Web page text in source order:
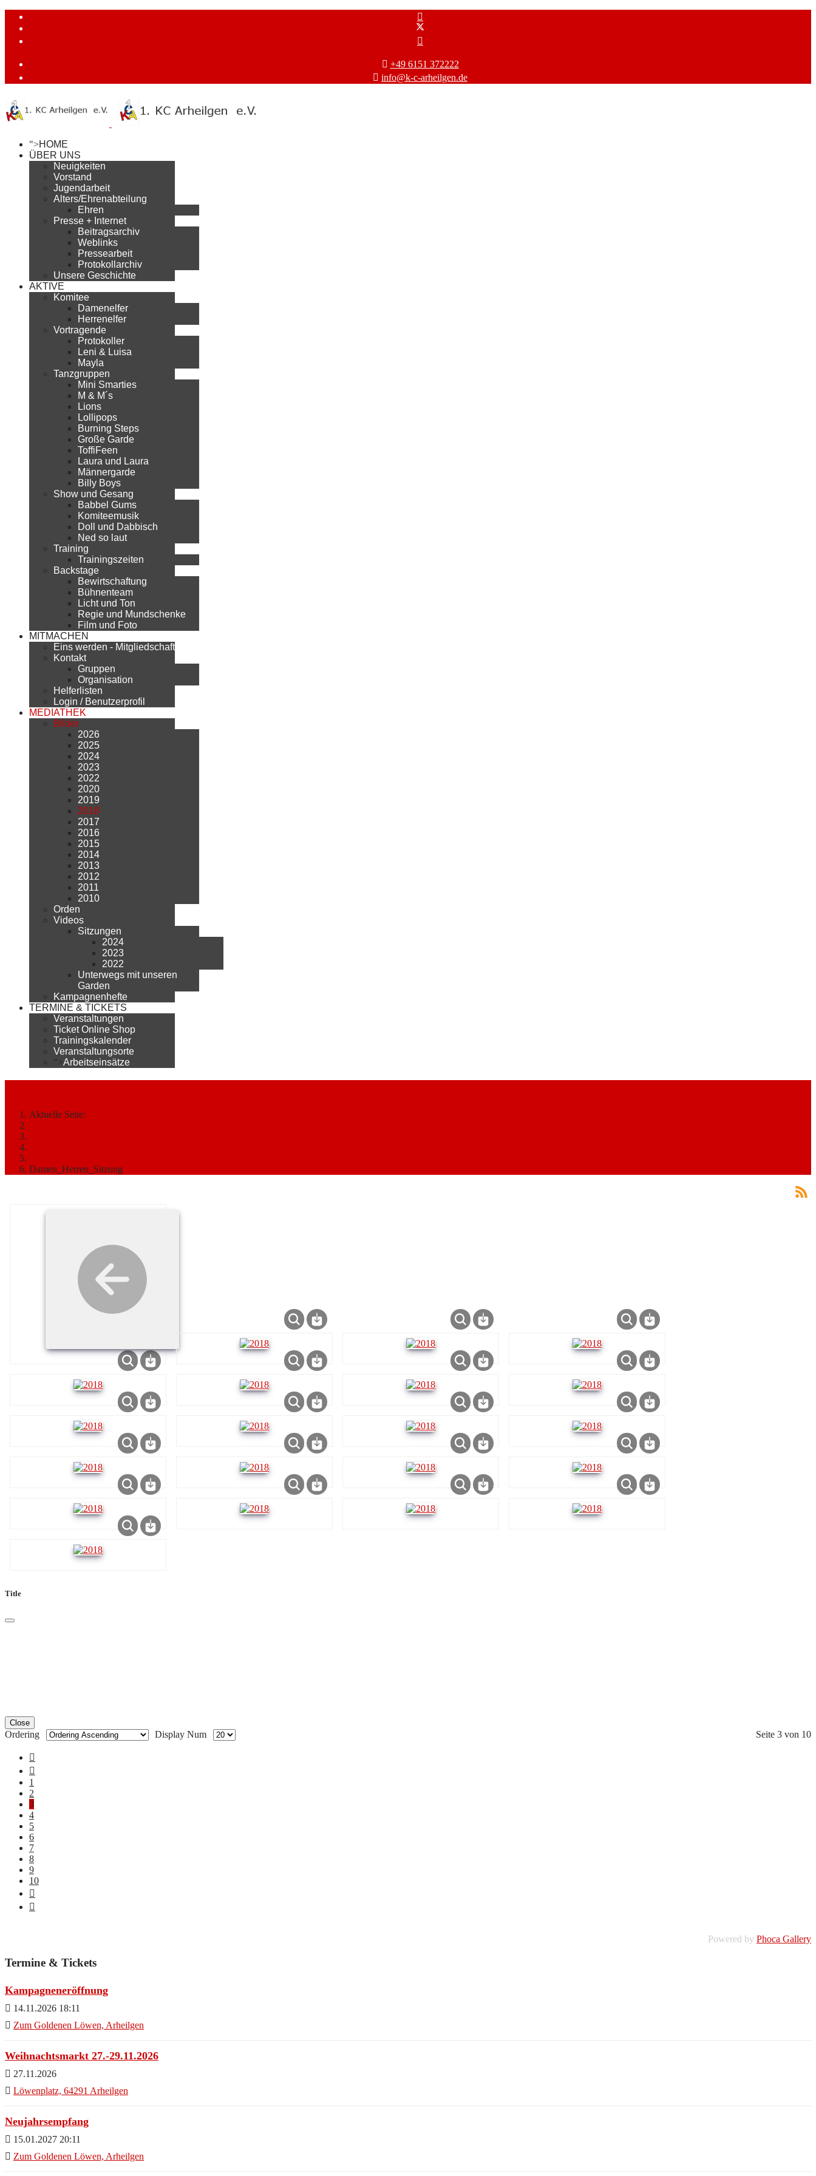
+49 6151 372222
info@k-c-arheilgen.de
">HOME
ÜBER UNS
Neuigkeiten
Vorstand
Jugendarbeit
Alters/Ehrenabteilung
Ehren
Presse + Internet
Beitragsarchiv
Weblinks
Pressearbeit
Protokollarchiv
Unsere Geschichte
AKTIVE
Komitee
Damenelfer
Herrenelfer
Vortragende
Protokoller
Leni & Luisa
Mayla
Tanzgruppen
Mini Smarties
M & M´s
Lions
Lollipops
Burning Steps
Große Garde
ToffiFeen
Laura und Laura
Männergarde
Billy Boys
Show und Gesang
Babbel Gums
Komiteemusik
Doll und Dabbisch
Ned so laut
Training
Trainingszeiten
Backstage
Bewirtschaftung
Bühnenteam
Licht und Ton
Regie und Mundschenke
Film und Foto
MITMACHEN
Eins werden - Mitgliedschaft
Kontakt
Gruppen
Organisation
Helferlisten
Login / Benutzerprofil
MEDIATHEK
Bilder
2026
2025
2024
2023
2022
2020
2019
2018
2017
2016
2015
2014
2013
2012
2011
2010
Orden
Videos
Sitzungen
2024
2023
2022
Unterwegs mit unseren
Garden
Kampagnenhefte
TERMINE & TICKETS
Veranstaltungen
Ticket Online Shop
Trainingskalender
Veranstaltungsorte
">Arbeitseinsätze
Aktuelle Seite:
Damen_Herren_Sitzung
Title
Close
Ordering Display Num Seite 3 von 10
1
2
3
4
5
6
7
8
9
10
Powered by Phoca Gallery
Termine & Tickets
Kampagneneröffnung
14.11.2026 18:11
Zum Goldenen Löwen, Arheilgen
Weihnachtsmarkt 27.-29.11.2026
27.11.2026
Löwenplatz, 64291 Arheilgen
Neujahrsempfang
15.01.2027 20:11
Zum Goldenen Löwen, Arheilgen